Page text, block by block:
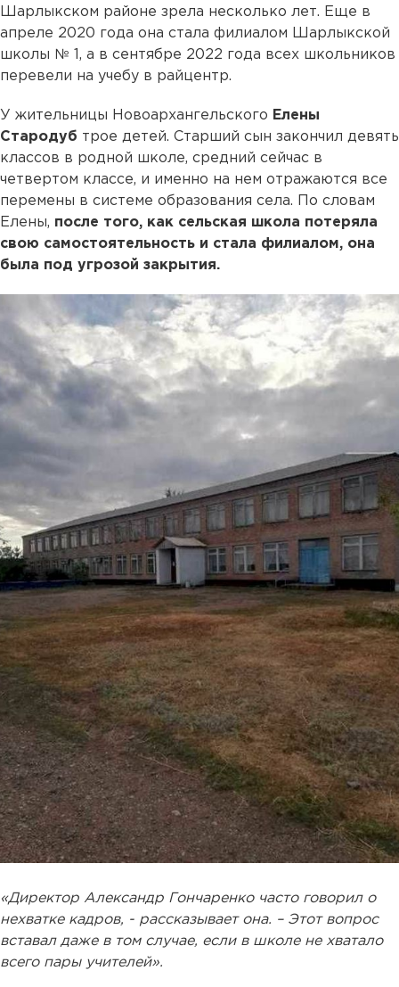
Шарлыкском районе зрела несколько лет. Еще в
апреле 2020 года она стала филиалом Шарлыкской
школы № 1, а в сентябре 2022 года всех школьников
перевели на учебу в райцентр.
У жительницы Новоархангельского Елены
Стародуб трое детей. Старший сын закончил девять
классов в родной школе, средний сейчас в
четвертом классе, и именно на нем отражаются все
перемены в системе образования села. По словам
Елены, после того, как сельская школа потеряла
свою самостоятельность и стала филиалом, она
была под угрозой закрытия.
«Директор Александр Гончаренко часто говорил о
нехватке кадров, - рассказывает она. – Этот вопрос
вставал даже в том случае, если в школе не хватало
всего пары учителей».